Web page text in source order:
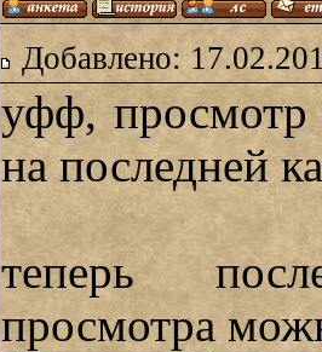
Добавлено:
уфф, просмотр
на последней
теперь
просмотра